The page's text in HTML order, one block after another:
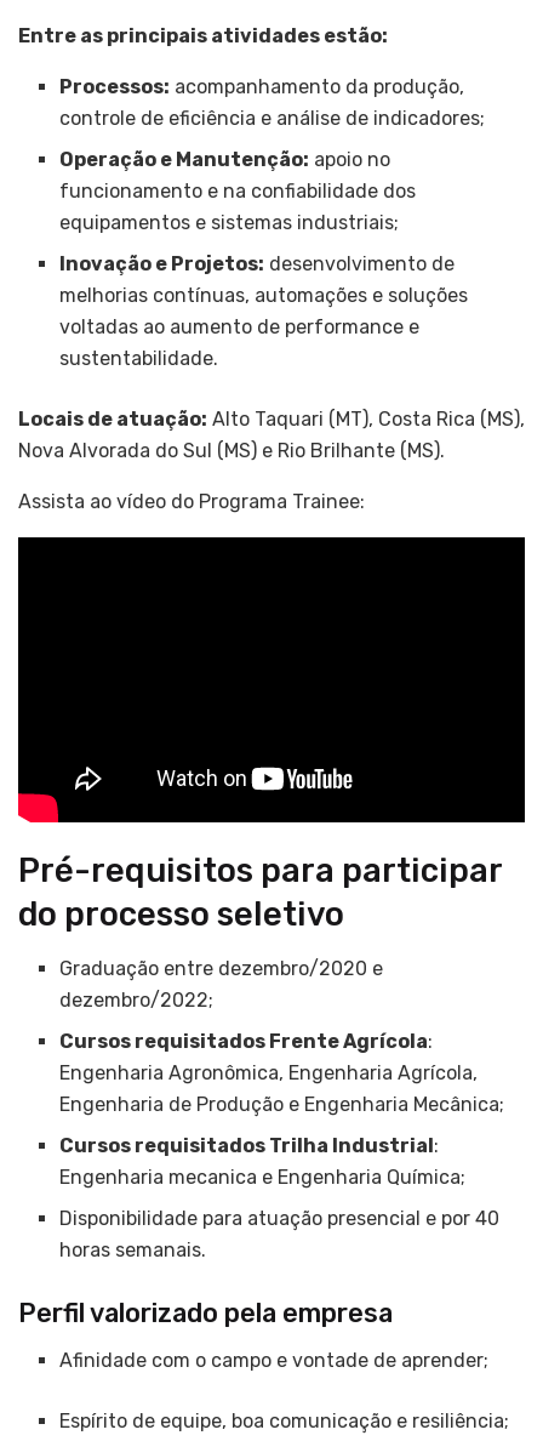
Entre as principais atividades estão:
Processos: acompanhamento da produção,
controle de eficiência e análise de indicadores;
Operação e Manutenção: apoio no
funcionamento e na confiabilidade dos
equipamentos e sistemas industriais;
Inovação e Projetos: desenvolvimento de
melhorias contínuas, automações e soluções
voltadas ao aumento de performance e
sustentabilidade.
Locais de atuação: Alto Taquari (MT), Costa Rica (MS),
Nova Alvorada do Sul (MS) e Rio Brilhante (MS).
Assista ao vídeo do Programa Trainee:
Pré-requisitos para participar
do processo seletivo
Graduação entre dezembro/2020 e
dezembro/2022;
Cursos requisitados Frente Agrícola:
Engenharia Agronômica, Engenharia Agrícola,
Engenharia de Produção e Engenharia Mecânica;
Cursos requisitados Trilha Industrial:
Engenharia mecanica e Engenharia Química;
Disponibilidade para atuação presencial e por 40
horas semanais.
Perfil valorizado pela empresa
Afinidade com o campo e vontade de aprender;
Espírito de equipe, boa comunicação e resiliência;